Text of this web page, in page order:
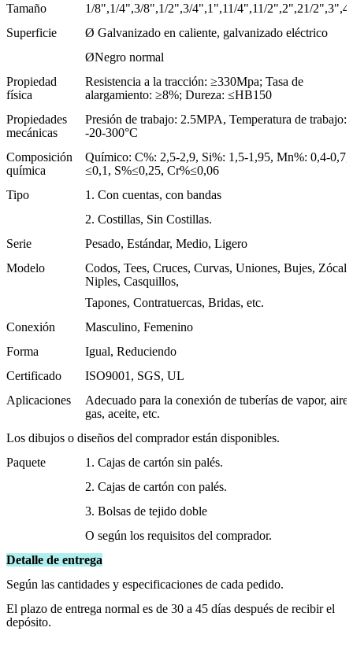
Tamaño
1/8",1/4",3/8",1/2",3/4",1",11/4",11/2",2",21/
Superficie
Ø Galvanizado en caliente, galvanizado eléctrico
ØNegro normal
Propiedad
física
Resistencia a la tracción: ≥330Mpa; Tasa de
alargamiento: ≥8%; Dureza: ≤HB150
Propiedades
mecánicas
Presión de trabajo: 2.5MPA, Temperatura de trabajo:
-20-300°C
Composición
química
Químico: C%: 2,5-2,9, Si%: 1,5-1,95, Mn%: 0,4-0,7,
≤0,1, S%≤0,25, Cr%≤0,06
Tipo
1. Con cuentas, con bandas
2. Costillas, Sin Costillas.
Serie
Pesado, Estándar, Medio, Ligero
Modelo
Codos, Tees, Cruces, Curvas, Uniones, Bujes,
Niples, Casquillos,
Tapones, Contratuercas, Bridas, etc.
Conexión
Masculino, Femenino
Forma
Igual, Reduciendo
Certificado
ISO9001, SGS, UL
Aplicaciones
Adecuado para la conexión de tuberías de vapor, aire,
gas, aceite, etc.
Los dibujos o diseños del comprador están disponibles.
Paquete
1. Cajas de cartón sin palés.
2. Cajas de cartón con palés.
3. Bolsas de tejido doble
O según los requisitos del comprador.
Detalle de entrega
Según las cantidades y especificaciones de cada pedido.
El plazo de entrega normal es de 30 a 45 días después de recibir el
depósito.